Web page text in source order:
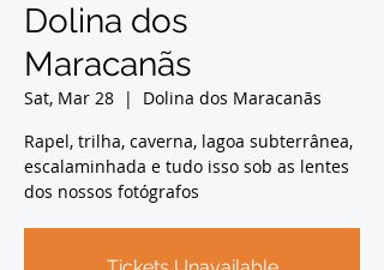
Dolina dos
Maracanãs
Sat, Mar 28
  |
Dolina dos Maracanãs
Rapel, trilha, caverna, lagoa subterrânea,
escalaminhada e tudo isso sob as lentes
dos nossos fotógrafos